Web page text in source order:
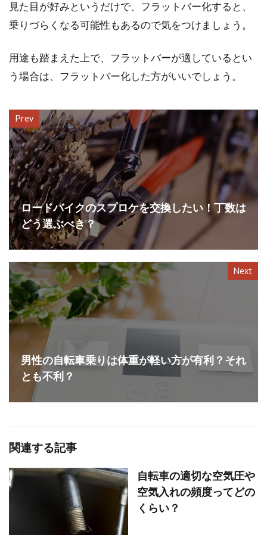
見た目が好みというだけで、フラットバー化すると、
乗りづらくなる可能性もあるので気をつけましょう。
用途も踏まえた上で、フラットバーが適しているとい
う場合は、フラットバー化した方がいいでしょう。
Prev
ロードバイクのスプロケを交換したい！丁数は
どう選ぶべき？
Next
男性の自転車乗りは体重が軽い方が有利？それ
とも不利？
関連する記事
自転車の適切な空気圧や
空気入れの頻度ってどの
くらい？